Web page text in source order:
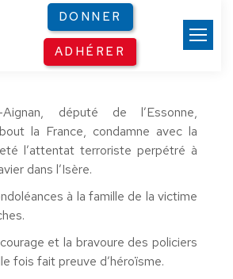
DONNER
ADHÉRER
député de l’Essonne,
la France, condamne avec la
l’attentat terroriste perpétré à
dans l’Isère.
à la famille de la victime
et la bravoure des policiers
fois fait preuve d’héroïsme.
cookies